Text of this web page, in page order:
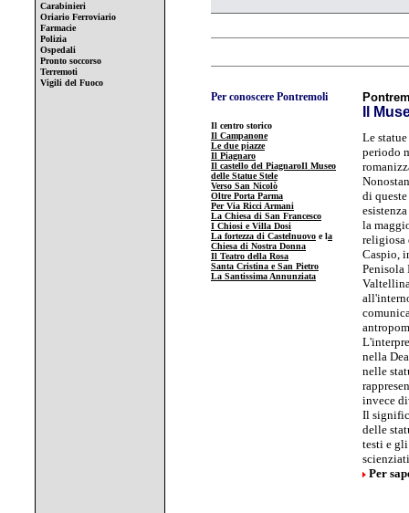
Carabinieri
Oriario Ferroviario
Farmacie
Polizia
Ospedali
Pronto soccorso
Terremoti
Vigili del Fuoco
Per conoscere Pontremoli
Il centro storico
Il Campanone
Le due piazze
Il Piagnaro
Il castello del PiagnaroIl Museo
delle Statue Stele
Verso San Nicolò
Oltre Porta Parma
Per Via Ricci Armani
La Chiesa di San Francesco
I Chiosi e Villa Dosi
La fortezza di Castelnuovo e la
Chiesa di Nostra Donna
Il Teatro della Rosa
Santa Cristina e San Pietro
La Santissima Annunziata
Il
Le
periodo
di
la
religiosa
Caspio,
Penisola
nella
nelle
invece
Il
delle
testi e
Per